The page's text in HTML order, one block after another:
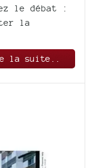
le débat :
la
la suite..